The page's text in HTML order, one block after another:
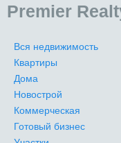
Premier
Вся недвижимость
Квартиры
Дома
Новострой
Коммерческая
Готовый бизнес